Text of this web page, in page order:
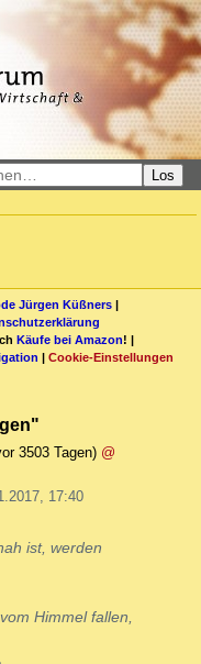
Los
Jürgen Küßners |
Käufe bei Amazon! |
| Cookie-Einstellungen
3503 Tagen) @
17:40
ist, werden
Himmel fallen,